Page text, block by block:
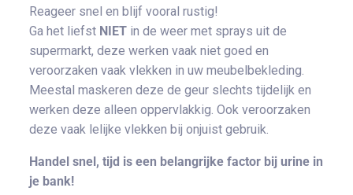
Reageer snel en blijf vooral rustig!
Ga het liefst NIETin de weer met sprays uit de
supermarkt, deze werken vaak niet goed en
veroorzaken vaak vlekken in uw meubelbekleding.
Meestal maskeren deze de geur slechts tijdelijk en
werken deze alleen oppervlakkig. Ook veroorzaken
deze vaak lelijke vlekken bij onjuist gebruik.
Handel snel, tijd is een belangrijke factor bij urine in
je bank!